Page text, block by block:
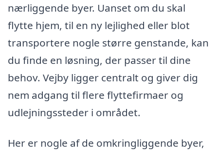
nærliggende byer. Uanset om du skal
flytte hjem, til en ny lejlighed eller blot
transportere nogle større genstande, kan
du finde en løsning, der passer til dine
behov. Vejby ligger centralt og giver dig
nem adgang til flere flyttefirmaer og
udlejningssteder i området.
Her er nogle af de omkringliggende byer,